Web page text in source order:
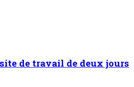
de travail de deux jours